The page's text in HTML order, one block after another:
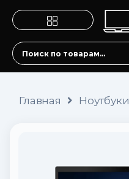
Главная Ноутбуки